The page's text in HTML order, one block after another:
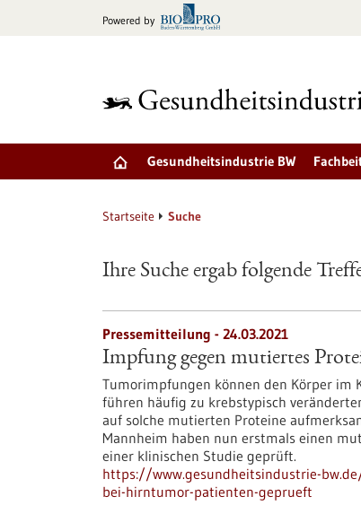
Powered by
Gesundheitsindustrie BW
Startseite Suche
Ihre Suche ergab folgende
Pressemitteilung - 24.03.2021
Impfung gegen mutiertes
Tumorimpfungen können den Körper im
führen häufig zu krebstypisch
auf solche mutierten Proteine
Mannheim haben nun erstmals einen
einer klinischen Studie geprüft.
https://www.gesundheitsindustrie-
bei-hirntumor-patienten-geprueft